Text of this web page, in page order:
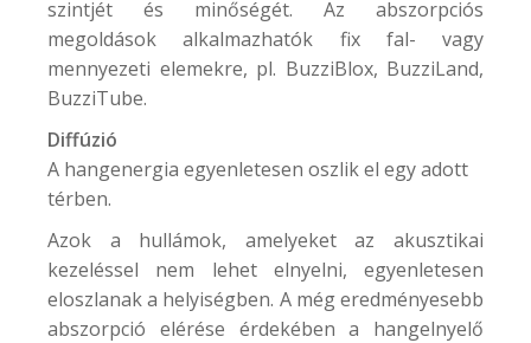
szintjét és minőségét. Az abszorpciós
megoldások alkalmazhatók fix fal- vagy
mennyezeti elemekre, pl. BuzziBlox, BuzziLand,
BuzziTube.
Diffúzió
A hangenergia egyenletesen oszlik el egy adott
térben.
Azok a hullámok, amelyeket az akusztikai
kezeléssel nem lehet elnyelni, egyenletesen
eloszlanak a helyiségben. A még eredményesebb
abszorpció elérése érdekében a hangelnyelő